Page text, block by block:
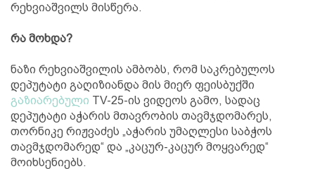
რეხვიაშვილს მისწერა.
რა მოხდა?
ნაზი რეხვიაშვილის ამბობს, რომ საკრებულოს
დეპუტატი გაღიზიანდა მის მიერ ფეისბუქში
გაზიარებული TV-25-ის ვიდეოს გამო, სადაც
დეპუტატი აჭარის მთავრობის თავმჯდომარეს,
თორნიკე რიჟვაძეს „აჭარის უმაღლესი საბჭოს
თავმჯდომარედ“ და „კაცურ-კაცურ მოყვარედ“
მოიხსენიებს.